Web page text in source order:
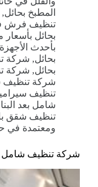
المطبخ بحائل,
تنظيف فرش
بحائل بأسعار
بأحدث
بحائل, شركة
بحائل, شركة
شركة تنظيف
تنظيف
شامل بعد
تنظيف شقق
ومعتمدة في
شركة تنظيف شامل